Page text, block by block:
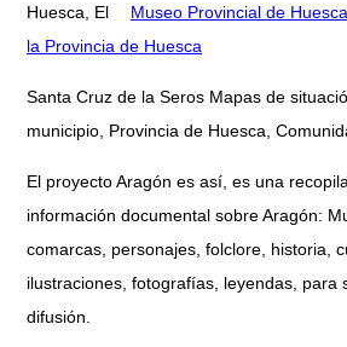
Huesca, El
Museo Provincial de Huesca
la Provincia de Huesca
Santa Cruz de la Seros Mapas de
municipio, Provincia de Huesca,
El proyecto Aragón es así, es una
información documental sobre Aragón:
comarcas, personajes, folclore, historia,
ilustraciones, fotografías, leyendas, para
difusión.